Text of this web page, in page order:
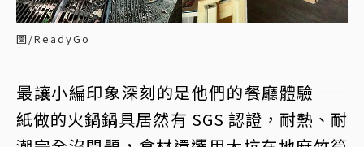
圖/ReadyGo
最讓小編印象深刻的是他們的餐廳體驗——
紙做的火鍋鍋具居然有 SGS 認證，耐熱、耐